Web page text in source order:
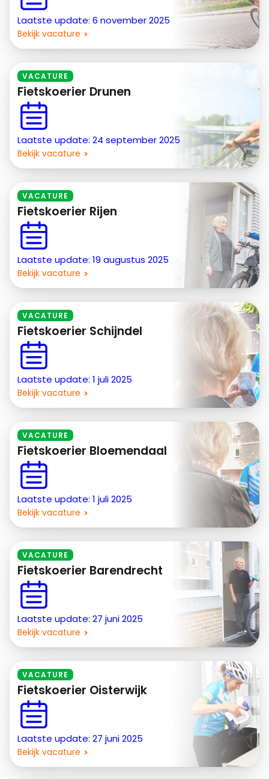
Laatste update: 6 november 2025
Bekijk vacature
VACATURE
Fietskoerier Drunen
Laatste update: 24 september 2025
Bekijk vacature
VACATURE
Fietskoerier Rijen
Laatste update: 19 augustus 2025
Bekijk vacature
VACATURE
Fietskoerier Schijndel
Laatste update: 1 juli 2025
Bekijk vacature
VACATURE
Fietskoerier Bloemendaal
Laatste update: 1 juli 2025
Bekijk vacature
VACATURE
Fietskoerier Barendrecht
Laatste update: 27 juni 2025
Bekijk vacature
VACATURE
Fietskoerier Oisterwijk
Laatste update: 27 juni 2025
Bekijk vacature